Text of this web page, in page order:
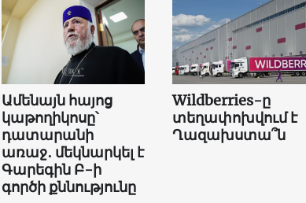
Ամենայն հայոց
կաթողիկոսը՝
դատարանի
առաջ․ մեկնարկել է
Գարեգին Բ-ի
գործի քննությունը
Wildberries-ը
տեղափոխվում է
Ղազախստա՞ն